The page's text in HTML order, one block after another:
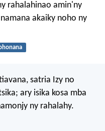
rahalahinao amin'ny
akaiky noho ny
satria Izy no
ary isika kosa mba
ny rahalahy.